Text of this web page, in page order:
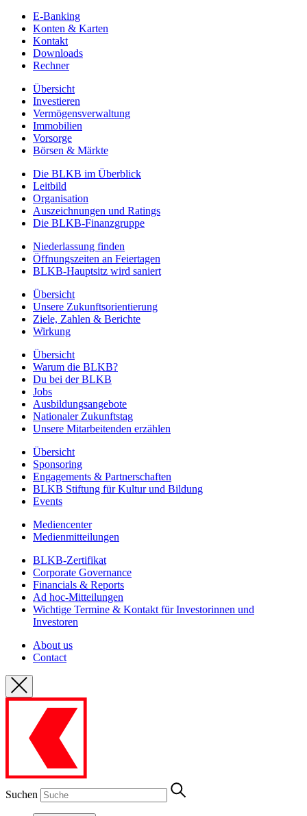
E-Banking
Konten & Karten
Kontakt
Downloads
Rechner
Übersicht
Investieren
Vermögensverwaltung
Immobilien
Vorsorge
Börsen & Märkte
Die BLKB im Überblick
Leitbild
Organisation
Auszeichnungen und Ratings
Die BLKB-Finanzgruppe
Niederlassung finden
Öffnungszeiten an Feiertagen
BLKB-Hauptsitz wird saniert
Übersicht
Unsere Zukunftsorientierung
Ziele, Zahlen & Berichte
Wirkung
Übersicht
Warum die BLKB?
Du bei der BLKB
Jobs
Ausbildungsangebote
Nationaler Zukunftstag
Unsere Mitarbeitenden erzählen
Übersicht
Sponsoring
Engagements & Partnerschaften
BLKB Stiftung für Kultur und Bildung
Events
Mediencenter
Medienmitteilungen
BLKB-Zertifikat
Corporate Governance
Financials & Reports
Ad hoc-Mitteilungen
Wichtige Termine & Kontakt für Investorinnen und
Investoren
About us
Contact
Suchen